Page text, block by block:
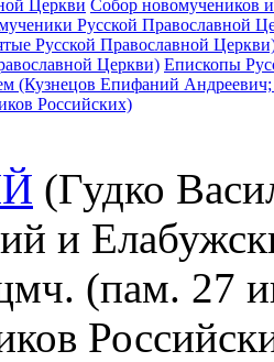
Церкви Собор новомучеников
Русской Православной
Русской Православной
Церкви) Епископы
(Кузнецов Епифаний Андреевич;
Российских)
(Гудко
и
(пам. 27